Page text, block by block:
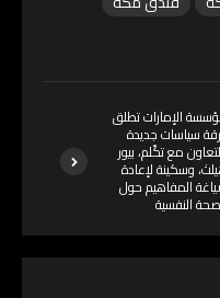
الإمارات تطلق
سياسات جديدة
مع تكّلم، بيور
وسكينة لإعادة
المفاهيم حول
النفسية